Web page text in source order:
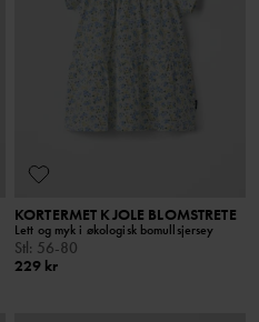
KORTERMET KJOLE BLOMSTRETE
Lett og myk i økologisk bomullsjersey
Stl: 56-80
229 kr